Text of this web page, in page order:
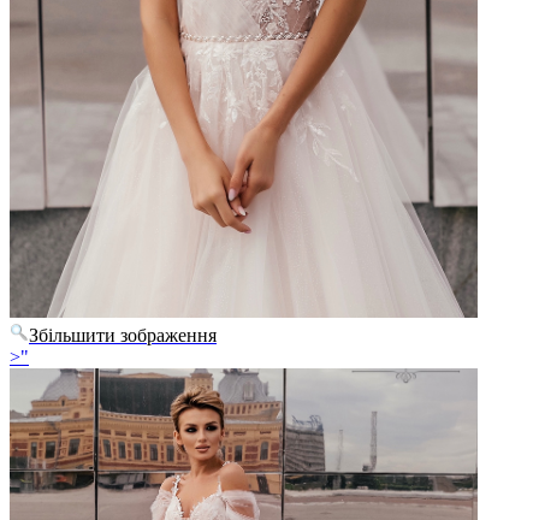
Збільшити зображення
>"